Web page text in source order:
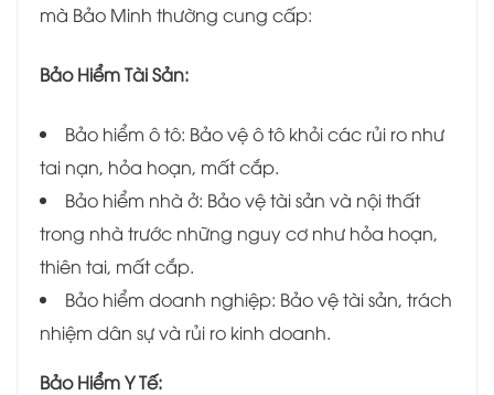
mà Bảo Minh thường cung cấp:
Bảo Hiểm Tài Sản:
Bảo hiểm ô tô: Bảo vệ ô tô khỏi các rủi ro như
tai nạn, hỏa hoạn, mất cắp.
Bảo hiểm nhà ở: Bảo vệ tài sản và nội thất
trong nhà trước những nguy cơ như hỏa hoạn,
thiên tai, mất cắp.
Bảo hiểm doanh nghiệp: Bảo vệ tài sản, trách
nhiệm dân sự và rủi ro kinh doanh.
Bảo Hiểm Y Tế: